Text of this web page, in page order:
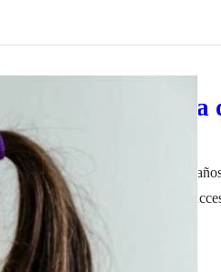
a un salteño
propia hija
63 años fue condenado a diez
del delito de abuso sexual con
Mukdsi, vocal de la Sala VI
9 de enero de 2023